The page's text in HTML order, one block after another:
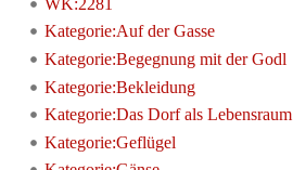
Kategorie:Auf der Gasse
Kategorie:Begegnung mit der Godl
Kategorie:Bekleidung
Kategorie:Das Dorf als Lebensraum
Kategorie:Geflügel